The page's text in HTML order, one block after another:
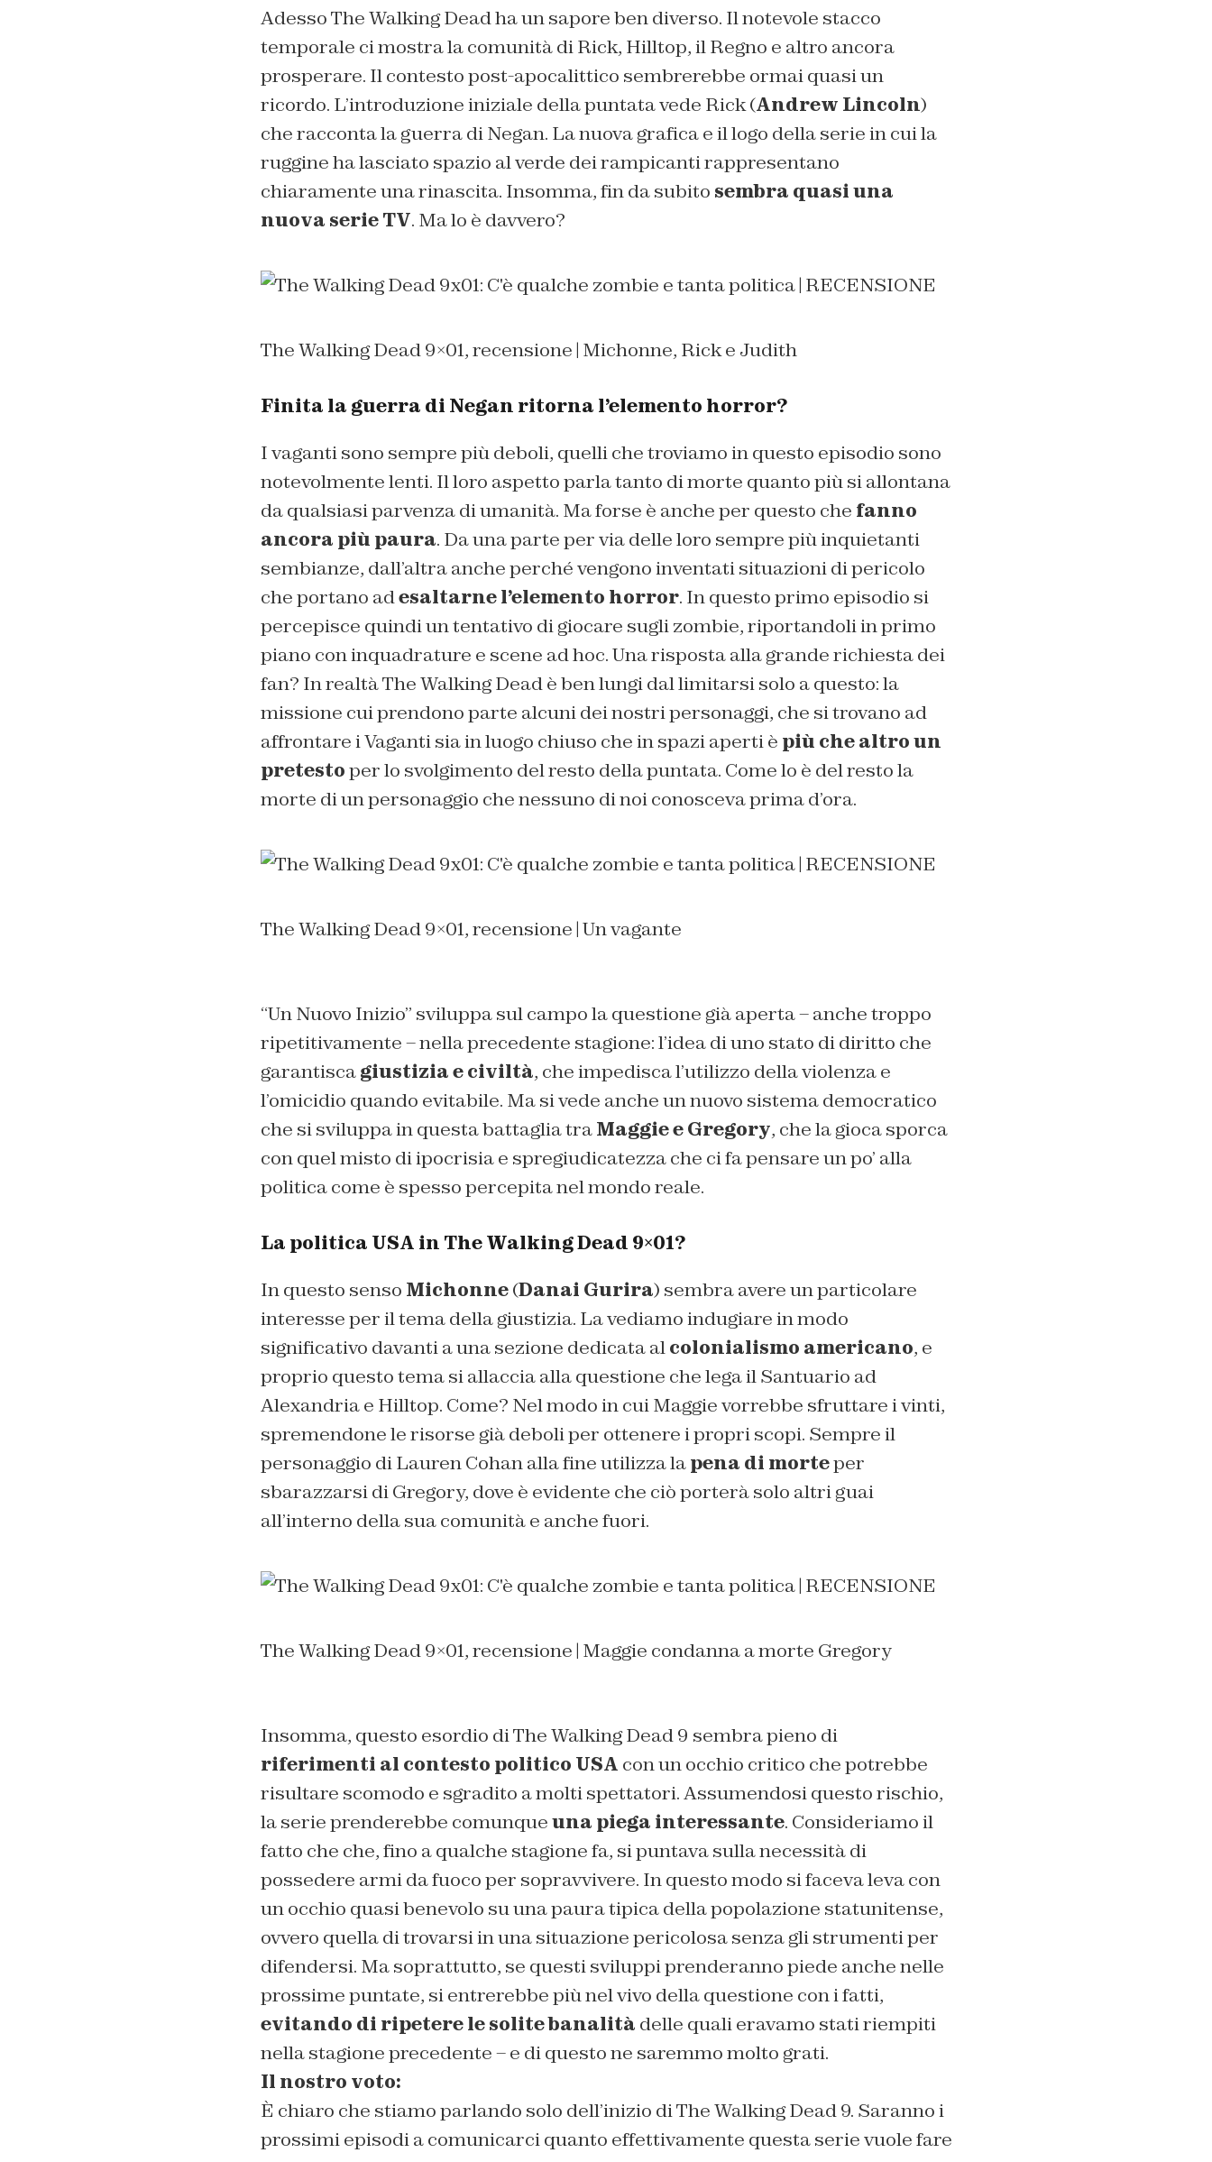
Adesso The Walking Dead ha un sapore ben diverso. Il notevole stacco
temporale ci mostra la comunità di Rick, Hilltop, il Regno e altro ancora
prosperare. Il contesto post-apocalittico sembrerebbe ormai quasi un
ricordo. L’introduzione iniziale della puntata vede Rick (Andrew Lincoln)
che racconta la guerra di Negan. La nuova grafica e il logo della serie in cui la
ruggine ha lasciato spazio al verde dei rampicanti rappresentano
chiaramente una rinascita. Insomma, fin da subito sembra quasi una
nuova serie TV. Ma lo è davvero?
The Walking Dead 9×01, recensione | Michonne, Rick e Judith
Finita la guerra di Negan ritorna l’elemento horror?
I vaganti sono sempre più deboli, quelli che troviamo in questo episodio sono
notevolmente lenti. Il loro aspetto parla tanto di morte quanto più si allontana
da qualsiasi parvenza di umanità. Ma forse è anche per questo che fanno
ancora più paura. Da una parte per via delle loro sempre più inquietanti
sembianze, dall’altra anche perché vengono inventati situazioni di pericolo
che portano adesaltarne l’elemento horror. In questo primo episodio si
percepisce quindi un tentativo di giocare sugli zombie, riportandoli in primo
piano con inquadrature e scene ad hoc. Una risposta alla grande richiesta dei
fan? In realtà The Walking Dead è ben lungi dal limitarsi solo a questo: la
missione cui prendono parte alcuni dei nostri personaggi, che si trovano ad
affrontare i Vaganti sia in luogo chiuso che in spazi aperti è più che altro un
pretestoper lo svolgimento del resto della puntata. Come lo è del resto la
morte di un personaggio che nessuno di noi conosceva prima d’ora.
The Walking Dead 9×01, recensione | Un vagante
“Un Nuovo Inizio” sviluppa sul campo la questione già aperta – anche troppo
ripetitivamente – nella precedente stagione: l’idea di uno stato di diritto che
garantiscagiustizia e civiltà, che impedisca l’utilizzo della violenza e
l’omicidio quando evitabile. Ma si vede anche un nuovo sistema democratico
che si sviluppa in questa battaglia traMaggie e Gregory, che la gioca sporca
con quel misto di ipocrisia e spregiudicatezza che ci fa pensare un po’ alla
politica come è spesso percepita nel mondo reale.
La politica USA in The Walking Dead 9×01?
In questo senso Michonne(Danai Gurira) sembra avere un particolare
interesse per il tema della giustizia. La vediamo indugiare in modo
significativo davanti a una sezione dedicata alcolonialismo americano, e
proprio questo tema si allaccia alla questione che lega il Santuario ad
Alexandria e Hilltop. Come? Nel modo in cui Maggie vorrebbe sfruttare i vinti,
spremendone le risorse già deboli per ottenere i propri scopi. Sempre il
personaggio di Lauren Cohan alla fine utilizza lapena di morteper
sbarazzarsi di Gregory, dove è evidente che ciò porterà solo altri guai
all’interno della sua comunità e anche fuori.
The Walking Dead 9×01, recensione | Maggie condanna a morte Gregory
Insomma, questo esordio di The Walking Dead 9 sembra pieno di
riferimenti al contesto politico USA con un occhio critico che potrebbe
risultare scomodo e sgradito a molti spettatori. Assumendosi questo rischio,
la serie prenderebbe comunqueuna piega interessante. Consideriamo il
fatto che che, fino a qualche stagione fa, si puntava sulla necessità di
possedere armi da fuoco per sopravvivere. In questo modo si faceva leva con
un occhio quasi benevolo su una paura tipica della popolazione statunitense,
ovvero quella di trovarsi in una situazione pericolosa senza gli strumenti per
difendersi. Ma soprattutto, se questi sviluppi prenderanno piede anche nelle
prossime puntate, si entrerebbe più nel vivo della questione con i fatti,
evitando di ripetere le solite banalità delle quali eravamo stati riempiti
nella stagione precedente – e di questo ne saremmo molto grati.
Il nostro voto:
È chiaro che stiamo parlando solo dell’inizio di The Walking Dead 9. Saranno i
prossimi episodi a comunicarci quanto effettivamente questa serie vuole fare